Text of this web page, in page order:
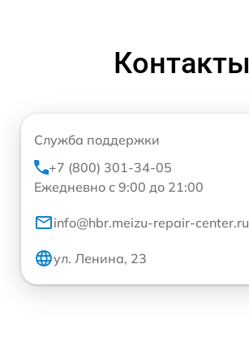
Контакты
Служба поддержки
+7 (800) 301-34-05
Ежедневно с 9:00 до 21:00
info@hbr.meizu-repair-center.ru
ул. Ленина, 23